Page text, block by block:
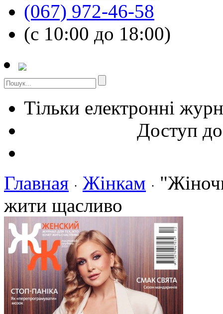
(067) 972-46-58
(с 10:00 до 18:00)
Тільки електронні
Доступ
Главная · Жінкам ·
жити щасливо